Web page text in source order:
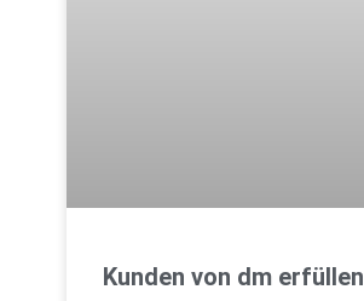
Kunden von dm erfüllen